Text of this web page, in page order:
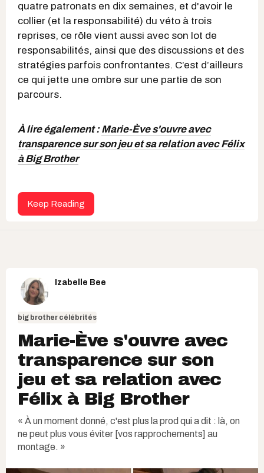
quatre patronats en dix semaines, et d'avoir le
collier (et la responsabilité) du véto à trois
reprises, ce rôle vient aussi avec son lot de
responsabilités, ainsi que des discussions et des
stratégies parfois confrontantes. C’est d’ailleurs
ce qui jette une ombre sur une partie de son
parcours.
À lire également :Marie-Ève s'ouvre avec
transparence sur son jeu et sa relation avec Félix
à Big Brother
Keep Reading
Izabelle Bee
big brother célébrités
Marie-Ève s'ouvre avec
transparence sur son
jeu et sa relation avec
Félix à Big Brother
« À un moment donné, c'est plus la prod qui a dit : là, on
ne peut plus vous éviter [vos rapprochements] au
montage. »